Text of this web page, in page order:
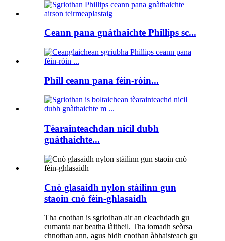
Ceann pana gnàthaichte Phillips sc...
Phill ceann pana fèin-ròin...
Tèarainteachdan nicil dubh
gnàthaichte...
Cnò glasaidh nylon stàilinn gun
staoin cnò fèin-ghlasaidh
Tha cnothan is sgriothan air an cleachdadh gu
cumanta nar beatha làitheil. Tha iomadh seòrsa
chnothan ann, agus bidh cnothan àbhaisteach gu